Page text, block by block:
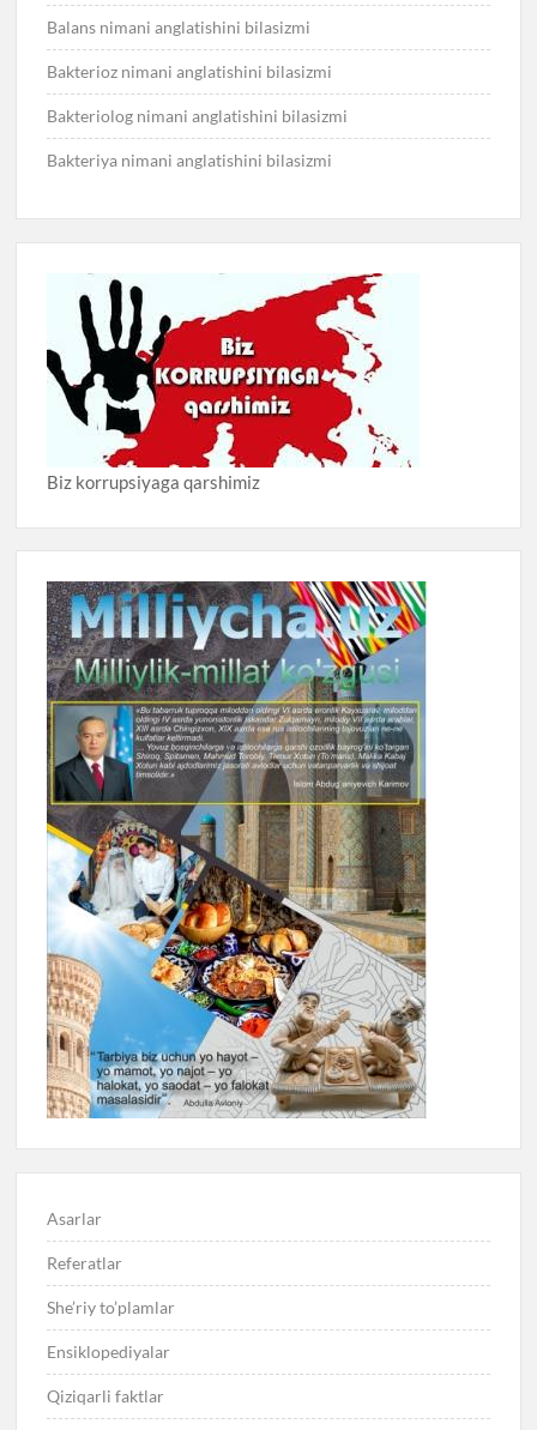
Balans nimani anglatishini bilasizmi
Bakterioz nimani anglatishini bilasizmi
Bakteriolog nimani anglatishini bilasizmi
Bakteriya nimani anglatishini bilasizmi
Biz korrupsiyaga qarshimiz
Asarlar
Referatlar
She’riy to’plamlar
Ensiklopediyalar
Qiziqarli faktlar